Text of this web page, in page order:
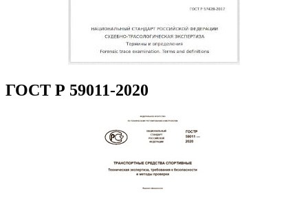
ГОСТ Р 59011-2020